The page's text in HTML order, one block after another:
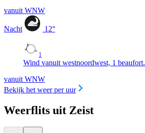
vanuit WNW
Nacht 12°
1
Wind vanuit westnoordwest, 1 beaufort.
vanuit WNW
Bekijk het weer per uur
Weerflits uit Zeist